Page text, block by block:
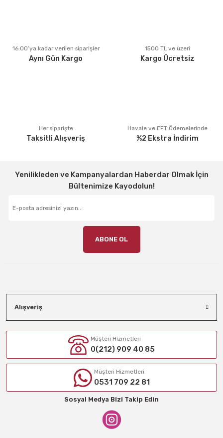
Ürün fiyatı diğer sitelerden daha pahalı.
Bu ürüne benzer farklı alternatifler olmalı.
16:00’ya kadar verilen siparişler
Aynı Gün Kargo
1500 TL ve üzeri
Kargo Ücretsiz
Her siparişte
Taksitli Alışveriş
Havale ve EFT Ödemelerinde
%2 Ekstra İndirim
Yenilikleden ve Kampanyalardan Haberdar Olmak İçin
Bültenimize Kayodolun!
ABONE OL
Alışveriş
Müşteri Hizmetleri
0(212) 909 40 85
Müşteri Hizmetleri
0531 709 22 81
Sosyal Medya Bizi Takip Edin